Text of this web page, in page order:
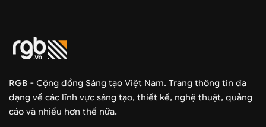
RGB - Cộng đồng Sáng tạo Việt Nam. Trang thông tin đa
dạng về các lĩnh vực sáng tạo, thiết kế, nghệ thuật, quảng
cáo và nhiều hơn thế nữa.